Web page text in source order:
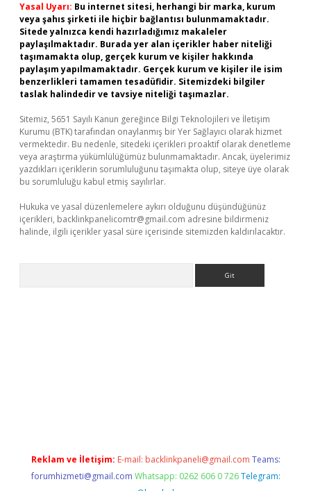
Yasal Uyarı: Bu internet sitesi, herhangi bir marka, kurum
veya şahıs şirketi ile hiçbir bağlantısı bulunmamaktadır.
Sitede yalnızca kendi hazırladığımız makaleler
paylaşılmaktadır. Burada yer alan içerikler haber niteliği
taşımamakta olup, gerçek kurum ve kişiler hakkında
paylaşım yapılmamaktadır. Gerçek kurum ve kişiler ile isim
benzerlikleri tamamen tesadüfidir. Sitemizdeki bilgiler
taslak halindedir ve tavsiye niteliği taşımazlar.
Sitemiz, 5651 Sayılı Kanun gereğince Bilgi Teknolojileri ve İletişim
Kurumu (BTK) tarafından onaylanmış bir Yer Sağlayıcı olarak hizmet
vermektedir. Bu nedenle, sitedeki içerikleri proaktif olarak denetleme
veya araştırma yükümlülüğümüz bulunmamaktadır. Ancak, üyelerimiz
yazdıkları içeriklerin sorumluluğunu taşımakta olup, siteye üye olarak
bu sorumluluğu kabul etmiş sayılırlar.
Hukuka ve yasal düzenlemelere aykırı olduğunu düşündüğünüz
içerikleri, backlinkpanelicomtr@gmail.com adresine bildirmeniz
halinde, ilgili içerikler yasal süre içerisinde sitemizden kaldırılacaktır.
Reklam ve İletişim: E-mail: backlinkpaneli@gmail.com Teams:
forumhizmeti@gmail.com Whatsapp: 0262 606 0 726 Telegram: